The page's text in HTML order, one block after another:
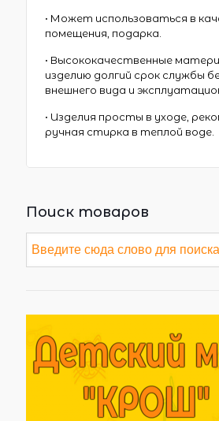
• Может использоваться в
помещения, подарка.
• Высококачественные
изделию долгий срок службы
внешнего вида и
• Изделия просты в уходе,
ручная стирка в теплой воде.
Поиск товаров